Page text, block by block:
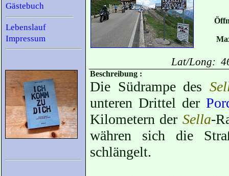
Gästebuch
Lebenslauf
Impressum
Lat/Long:
Beschreibung :
Die Südrampe des
unteren Drittel der
Kilometern der Sella-
währen sich die
schlängelt.